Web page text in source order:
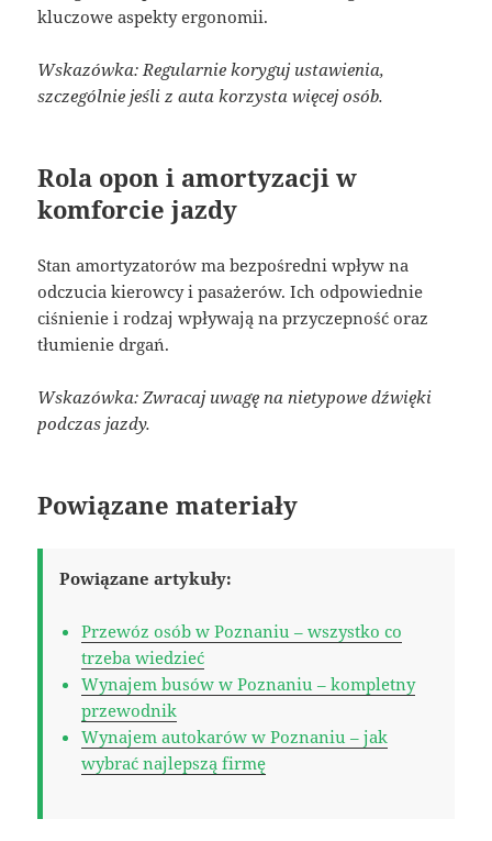
kluczowe aspekty ergonomii.
Wskazówka: Regularnie koryguj ustawienia,
szczególnie jeśli z auta korzysta więcej osób.
Rola opon i amortyzacji w
komforcie jazdy
Stan amortyzatorów ma bezpośredni wpływ na
odczucia kierowcy i pasażerów. Ich odpowiednie
ciśnienie i rodzaj wpływają na przyczepność oraz
tłumienie drgań.
Wskazówka: Zwracaj uwagę na nietypowe dźwięki
podczas jazdy.
Powiązane materiały
Powiązane artykuły:
Przewóz osób w Poznaniu – wszystko co
trzeba wiedzieć
Wynajem busów w Poznaniu – kompletny
przewodnik
Wynajem autokarów w Poznaniu – jak
wybrać najlepszą firmę